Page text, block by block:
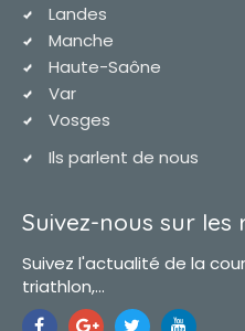
Landes
Manche
Haute-Saône
Var
Vosges
Ils parlent de nous
Suivez-nous sur les
Suivez l'actualité de la
triathlon,...